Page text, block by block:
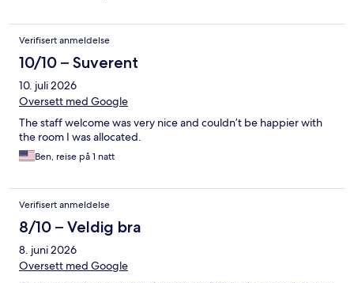
Verifisert anmeldelse
10/10 – Suverent
10. juli 2026
Oversett med Google
The staff welcome was very nice and couldn’t be happier with
the room I was allocated.
Ben, reise på 1 natt
Verifisert anmeldelse
8/10 – Veldig bra
8. juni 2026
Oversett med Google